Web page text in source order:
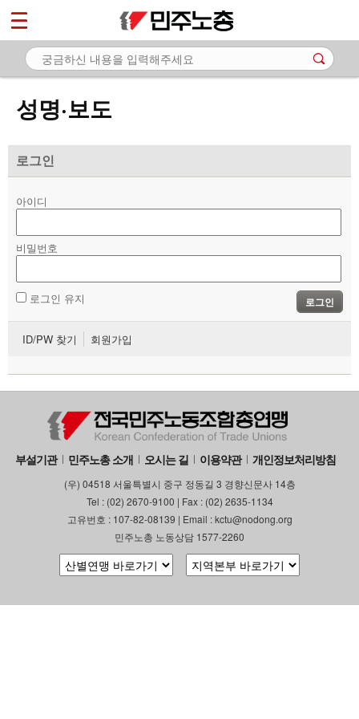
성명·보도
로그인
아이디
비밀번호
로그인 유지 로그인
ID/PW 찾기 회원가입
부설기관 민주노총 소개 오시는 길 이용약관 개인정보처리방침
(우) 04518 서울특별시 중구 정동길 3 경향신문사 14층
Tel : (02) 2670-9100 | Fax : (02) 2635-1134
고유번호 : 107-82-08139 | Email : kctu@nodong.org
민주노총 노동상담 1577-2260
마이페이지
소개
- 공지사항
- 성명·보도
자료
부설기관
업무